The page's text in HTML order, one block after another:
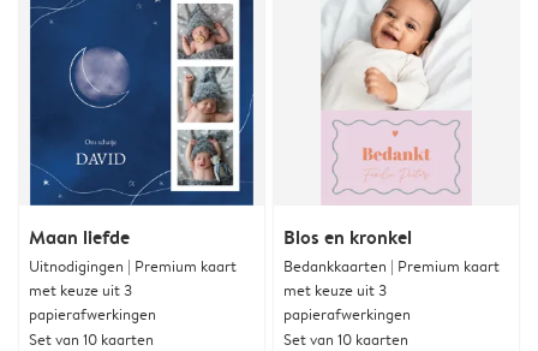
Maan liefde
Uitnodigingen | Premium kaart
met keuze uit 3
papierafwerkingen
Set van 10 kaarten
Blos en kronkel
Bedankkaarten | Premium kaart
met keuze uit 3
papierafwerkingen
Set van 10 kaarten